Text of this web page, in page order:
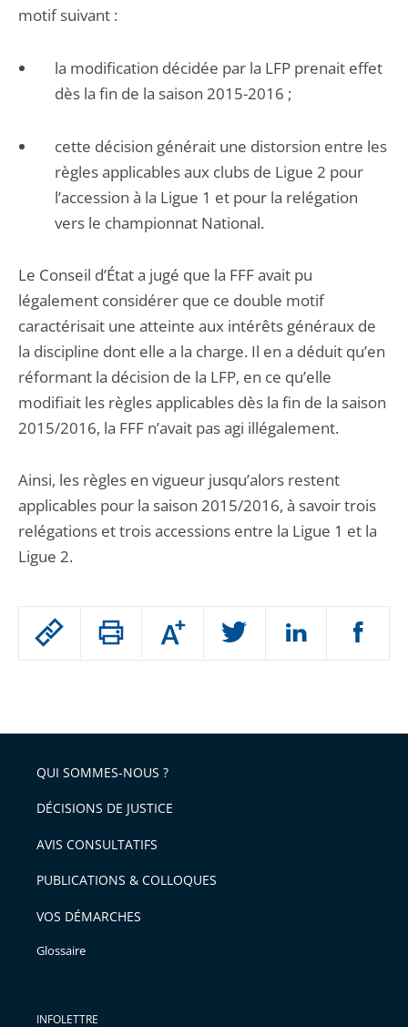
Passer
arriver
après
Augmenter
ou
l'article
pour
avant
motif suivant :
la modification décidée par la LFP prenait effet
dès la fin de la saison 2015-2016 ;
cette décision générait une distorsion entre les
règles applicables aux clubs de Ligue 2 pour
l’accession à la Ligue 1 et pour la relégation
vers le championnat National.
Le Conseil d’État a jugé que la FFF avait pu
légalement considérer que ce double motif
caractérisait une atteinte aux intérêts généraux de
la discipline dont elle a la charge. Il en a déduit qu’en
réformant la décision de la LFP, en ce qu’elle
modifiait les règles applicables dès la fin de la saison
2015/2016, la FFF n’avait pas agi illégalement.
Ainsi, les règles en vigueur jusqu’alors restent
applicables pour la saison 2015/2016, à savoir trois
relégations et trois accessions entre la Ligue 1 et la
Ligue 2.
QUI SOMMES-NOUS ?
DÉCISIONS DE JUSTICE
AVIS CONSULTATIFS
PUBLICATIONS & COLLOQUES
VOS DÉMARCHES
Glossaire
INFOLETTRE